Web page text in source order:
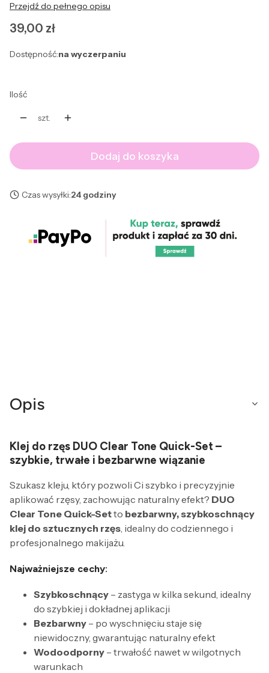
Przejdź do pełnego opisu
Cena
39,00 zł
Dostępność:na wyczerpaniu
Ilość
szt.
Dodaj do koszyka
Czas wysyłki:24 godziny
Opis
Klej do rzęs DUO Clear Tone Quick-Set –
szybkie, trwałe i bezbarwne wiązanie
Szukasz kleju, który pozwoli Ci szybko i precyzyjnie
aplikować rzęsy, zachowując naturalny efekt? DUO
Clear Tone Quick-Setto bezbarwny, szybkoschnący
klej do sztucznych rzęs, idealny do codziennego i
profesjonalnego makijażu.
Najważniejsze cechy:
Szybkoschnący – zastyga w kilka sekund, idealny
do szybkiej i dokładnej aplikacji
Bezbarwny – po wyschnięciu staje się
niewidoczny, gwarantując naturalny efekt
Wodoodporny – trwałość nawet w wilgotnych
warunkach